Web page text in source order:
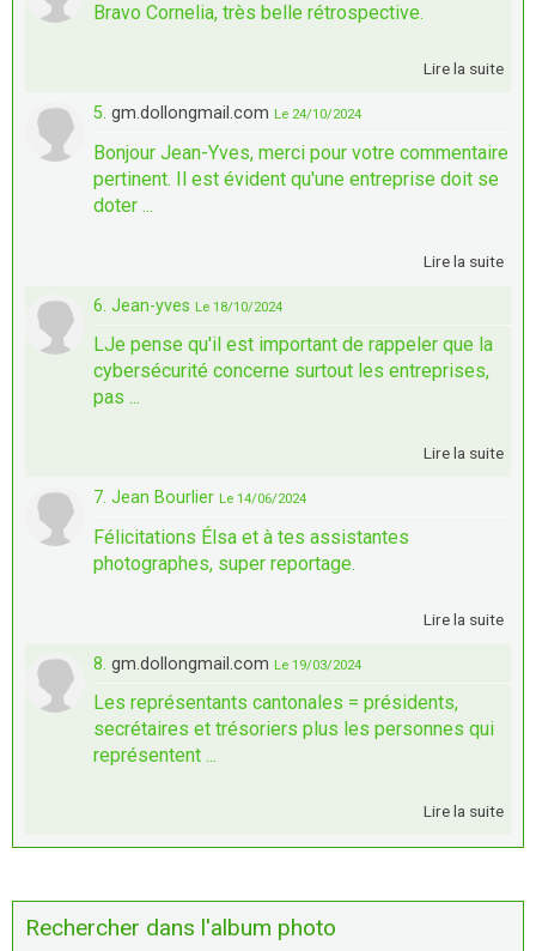
Bravo Cornelia, très belle rétrospective.
Lire la suite
5. gm.dollongmail.com Le 24/10/2024
Bonjour Jean-Yves, merci pour votre commentaire
pertinent. Il est évident qu'une entreprise doit se
doter ...
Lire la suite
6. Jean-yves Le 18/10/2024
LJe pense qu'il est important de rappeler que la
cybersécurité concerne surtout les entreprises,
pas ...
Lire la suite
7. Jean Bourlier Le 14/06/2024
Félicitations Élsa et à tes assistantes
photographes, super reportage.
Lire la suite
8. gm.dollongmail.com Le 19/03/2024
Les représentants cantonales = présidents,
secrétaires et trésoriers plus les personnes qui
représentent ...
Lire la suite
Rechercher dans l'album photo